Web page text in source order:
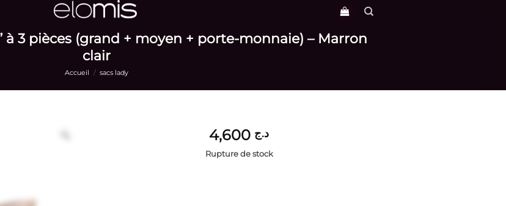
à 3 pièces (grand + moyen + porte-monnaie) – Marron
clair
Accueil / sacs lady
د.ج
Rupture de stock